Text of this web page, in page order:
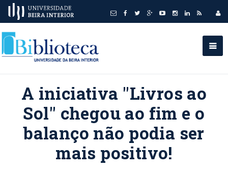
A iniciativa "Livros ao
Sol" chegou ao fim e o
balanço não podia ser
mais positivo!